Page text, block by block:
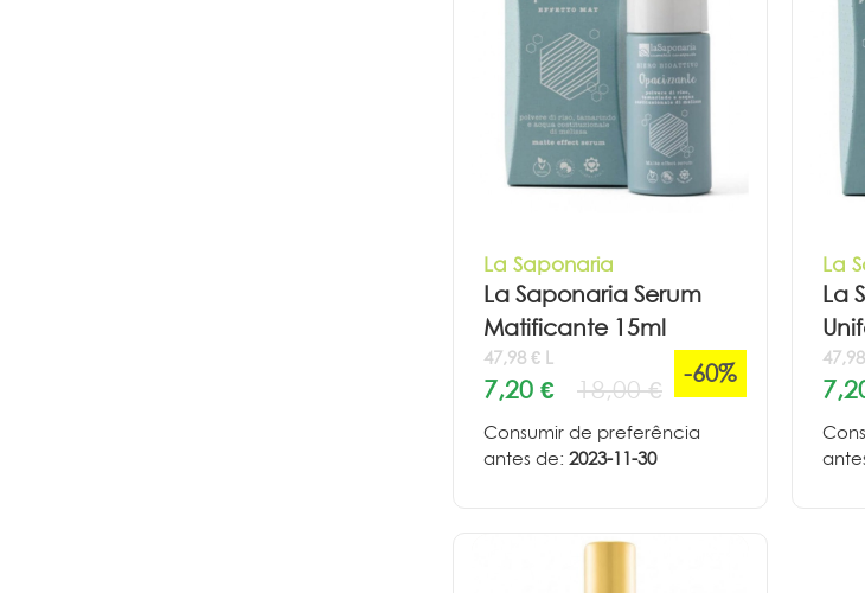
La Saponaria
La Saponaria Serum
Matificante 15ml
47,98 € L
7,20 € 18,00 €
-60%
Consumir de preferência
antes de: 2023-11-30
La
La